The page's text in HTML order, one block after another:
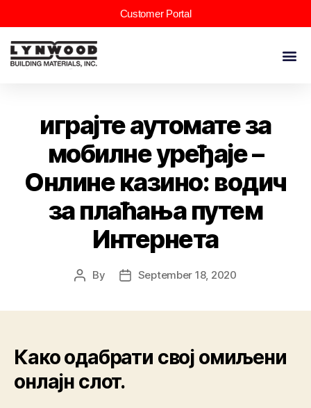
Customer Portal
играјте аутомате за
мобилне уређаје –
Онлине казино: водич
за плаћања путем
Интернета
By September 18, 2020
Како одабрати свој омиљени
онлајн слот.